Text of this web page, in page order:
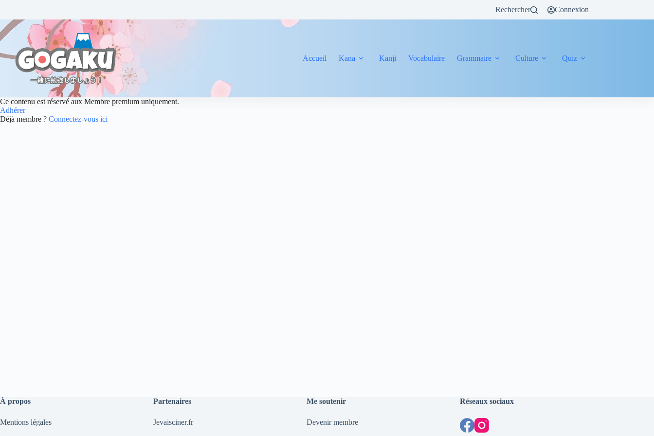
Rechercher Connexion
Accueil Kana Kanji Vocabulaire Grammaire Culture Quiz
Ce contenu est réservé aux Membre premium uniquement.
Adhérer
Déjà membre ? Connectez-vous ici
À propos
Mentions légales
Partenaires
Jevaisciner.fr
Me soutenir
Devenir membre
Réseaux sociaux